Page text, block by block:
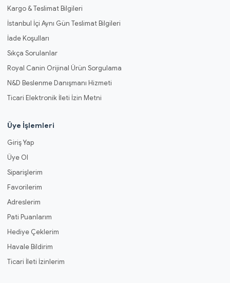
Kargo & Teslimat Bilgileri
İstanbul İçi Aynı Gün Teslimat Bilgileri
İade Koşulları
Sıkça Sorulanlar
Royal Canin Orijinal Ürün Sorgulama
N&D Beslenme Danışmanı Hizmeti
Ticari Elektronik İleti İzin Metni
Üye İşlemleri
Giriş Yap
Üye Ol
Siparişlerim
Favorilerim
Adreslerim
Pati Puanlarım
Hediye Çeklerim
Havale Bildirim
Ticari İleti İzinlerim